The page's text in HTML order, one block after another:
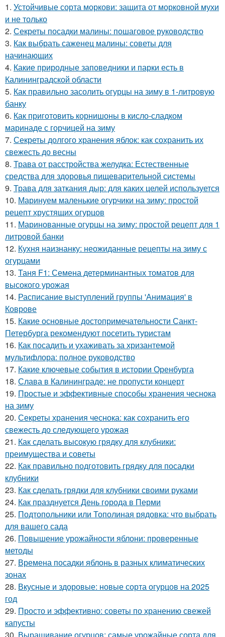
1. Устойчивые сорта моркови: защита от морковной мухи
и не только
2. Секреты посадки малины: пошаговое руководство
3. Как выбрать саженец малины: советы для
начинающих
4. Какие природные заповедники и парки есть в
Калининградской области
5. Как правильно засолить огурцы на зиму в 1-литровую
банку
6. Как приготовить корнишоны в кисло-сладком
маринаде с горчицей на зиму
7. Секреты долгого хранения яблок: как сохранить их
свежесть до весны
8. Трава от расстройства желудка: Естественные
средства для здоровья пищеварительной системы
9. Трава для заткания дыр: для каких целей используется
10. Маринуем маленькие огурчики на зиму: простой
рецепт хрустящих огурцов
11. Маринованные огурцы на зиму: простой рецепт для 1
литровой банки
12. Кухня наизнанку: неожиданные рецепты на зиму с
огурцами
13. Таня F1: Семена детерминантных томатов для
высокого урожая
14. Расписание выступлений группы 'Анимация' в
Коврове
15. Какие основные достопримечательности Санкт-
Петербурга рекомендуют посетить туристам
16. Как посадить и ухаживать за хризантемой
мультифлора: полное руководство
17. Какие ключевые события в истории Оренбурга
18. Слава в Калининграде: не пропусти концерт
19. Простые и эффективные способы хранения чеснока
на зиму
20. Секреты хранения чеснока: как сохранить его
свежесть до следующего урожая
21. Как сделать высокую грядку для клубники:
преимущества и советы
22. Как правильно подготовить грядку для посадки
клубники
23. Как сделать грядки для клубники своими руками
24. Как празднуется День города в Перми
25. Подтопольники или Тополиная рядовка: что выбрать
для вашего сада
26. Повышение урожайности яблони: проверенные
методы
27. Времена посадки яблонь в разных климатических
зонах
28. Вкусные и здоровые: новые сорта огурцов на 2025
год
29. Просто и эффективно: советы по хранению свежей
капусты